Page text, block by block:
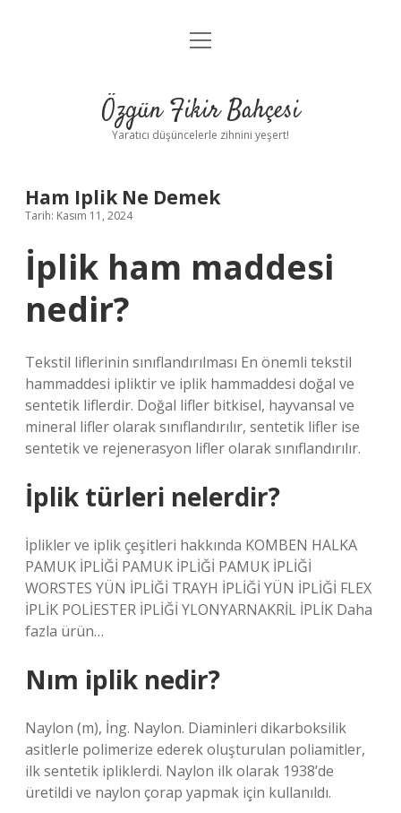
Anasayfa
Yasal Uyarı
menüyü
Özgün Fikir Bahçesi
Yaratıcı düşüncelerle zihnini yeşert!
Ham Iplik Ne Demek
Tarih: Kasım 11, 2024
İplik ham maddesi
nedir?
Tekstil liflerinin sınıflandırılması En önemli tekstil
hammaddesi ipliktir ve iplik hammaddesi doğal ve
sentetik liflerdir. Doğal lifler bitkisel, hayvansal ve
mineral lifler olarak sınıflandırılır, sentetik lifler ise
sentetik ve rejenerasyon lifler olarak sınıflandırılır.
İplik türleri nelerdir?
İplikler ve iplik çeşitleri hakkında KOMBEN HALKA
PAMUK İPLİĞİ PAMUK İPLİĞİ PAMUK İPLİĞİ
WORSTES YÜN İPLİĞİ TRAYH İPLİĞİ YÜN İPLİĞİ FLEX
İPLİK POLİESTER İPLİĞİ YLONYARNAKRİL İPLİK Daha
fazla ürün…
Nım iplik nedir?
Naylon (m), İng. Naylon. Diaminleri dikarboksilik
asitlerle polimerize ederek oluşturulan poliamitler,
ilk sentetik ipliklerdi. Naylon ilk olarak 1938’de
üretildi ve naylon çorap yapmak için kullanıldı.